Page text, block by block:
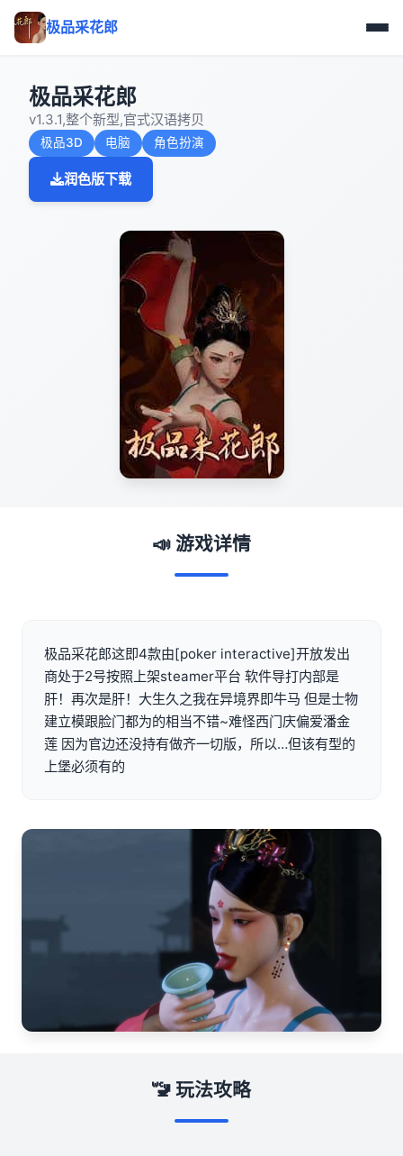
极品采花郎
极品采花郎
v1.3.1,整个新型,官式汉语拷贝
极品3D 电脑 角色扮演
润色版下载
📣 游戏详情
极品采花郎这即4款由[poker interactive]开放发出
商处于2号按照上架steamer平台 软件导打内部是
肝！再次是肝！大生久之我在异境界即牛马 但是士物
建立模跟脸门都为的相当不错~难怪西门庆偏爱潘金
莲 因为官边还没持有做齐一切版，所以…但该有型的
上堡必须有的
🚾 玩法攻略